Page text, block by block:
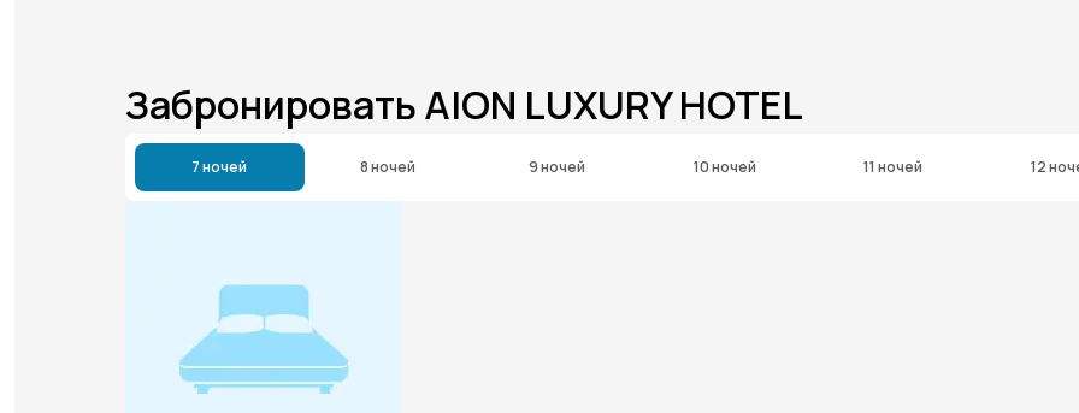
Забронировать AION LUXURY HOTEL
7 ночей 8 ночей 9 ночей 10 ночей 11 ночей 12